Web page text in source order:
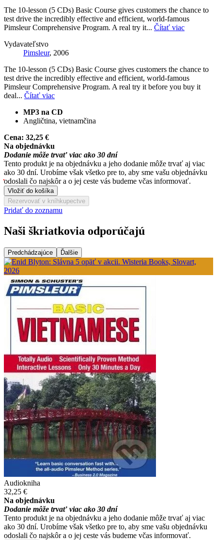
The 10-lesson (5 CDs) Basic Course gives customers the chance to
test drive the incredibly effective and efficient, world-famous
Pimsleur Comprehensive Program. A real try it... Čítať viac
Vydavateľstvo
Pimsleur, 2006
The 10-lesson (5 CDs) Basic Course gives customers the chance to
test drive the incredibly effective and efficient, world-famous
Pimsleur Comprehensive Program. A real try it before you buy it
deal... Čítať viac
MP3 na CD
Angličtina, vietnamčina
Cena: 32,25 €
Na objednávku
Dodanie môže trvať viac ako 30 dní
Tento produkt je na objednávku a jeho dodanie môže trvať aj viac
ako 30 dní. Urobíme však všetko pre to, aby sme vašu objednávku
odoslali čo najskôr a o jej ceste vás budeme včas informovať.
Vložiť do košíka
Rezervovať v kníhkupectve
Pridať do zoznamu
Naši škriatkovia odporúčajú
Predchádzajúce Ďalšie
Audiokniha
32,25 €
Na objednávku
Dodanie môže trvať viac ako 30 dní
Tento produkt je na objednávku a jeho dodanie môže trvať aj viac
ako 30 dní. Urobíme však všetko pre to, aby sme vašu objednávku
odoslali čo najskôr a o jej ceste vás budeme včas informovať.